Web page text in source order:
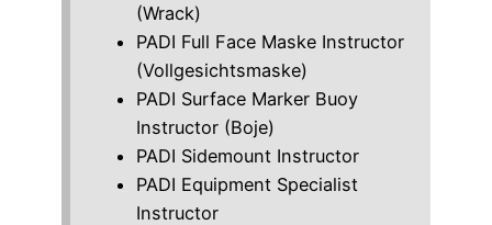
(Wrack)
PADI Full Face Maske Instructor
(Vollgesichtsmaske)
PADI Surface Marker Buoy
Instructor (Boje)
PADI Sidemount Instructor
PADI Equipment Specialist
Instructor